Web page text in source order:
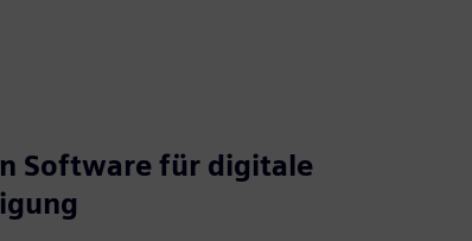
Software für digitale